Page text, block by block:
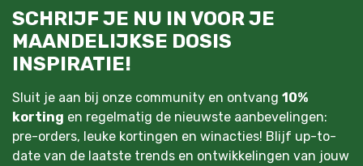
SCHRIJF JE NU IN VOOR JE
MAANDELIJKSE DOSIS
INSPIRATIE!
Sluit je aan bij onze community en ontvang 10%
korting en regelmatig de nieuwste aanbevelingen:
pre-orders, leuke kortingen en winacties! Blijf up-to-
date van de laatste trends en ontwikkelingen van jouw